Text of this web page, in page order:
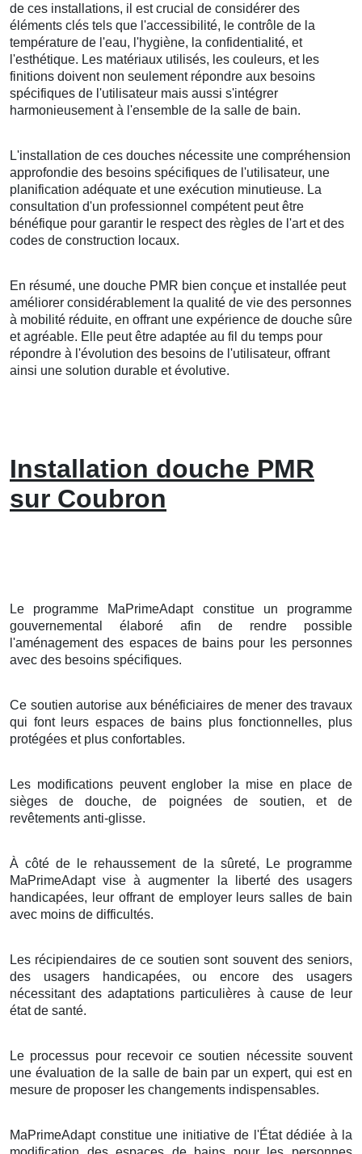
de ces installations, il est crucial de considérer des
éléments clés tels que l'accessibilité, le contrôle de la
température de l'eau, l'hygiène, la confidentialité, et
l'esthétique. Les matériaux utilisés, les couleurs, et les
finitions doivent non seulement répondre aux besoins
spécifiques de l'utilisateur mais aussi s'intégrer
harmonieusement à l'ensemble de la salle de bain.
L'installation de ces douches nécessite une compréhension
approfondie des besoins spécifiques de l'utilisateur, une
planification adéquate et une exécution minutieuse. La
consultation d'un professionnel compétent peut être
bénéfique pour garantir le respect des règles de l'art et des
codes de construction locaux.
En résumé, une douche PMR bien conçue et installée peut
améliorer considérablement la qualité de vie des personnes
à mobilité réduite, en offrant une expérience de douche sûre
et agréable. Elle peut être adaptée au fil du temps pour
répondre à l'évolution des besoins de l'utilisateur, offrant
ainsi une solution durable et évolutive.
Installation douche PMR
sur Coubron
Le programme MaPrimeAdapt constitue un programme
gouvernemental élaboré afin de rendre possible
l'aménagement des espaces de bains pour les personnes
avec des besoins spécifiques.
Ce soutien autorise aux bénéficiaires de mener des travaux
qui font leurs espaces de bains plus fonctionnelles, plus
protégées et plus confortables.
Les modifications peuvent englober la mise en place de
sièges de douche, de poignées de soutien, et de
revêtements anti-glisse.
À côté de le rehaussement de la sûreté, Le programme
MaPrimeAdapt vise à augmenter la liberté des usagers
handicapées, leur offrant de employer leurs salles de bain
avec moins de difficultés.
Les récipiendaires de ce soutien sont souvent des seniors,
des usagers handicapées, ou encore des usagers
nécessitant des adaptations particulières à cause de leur
état de santé.
Le processus pour recevoir ce soutien nécessite souvent
une évaluation de la salle de bain par un expert, qui est en
mesure de proposer les changements indispensables.
MaPrimeAdapt constitue une initiative de l'État dédiée à la